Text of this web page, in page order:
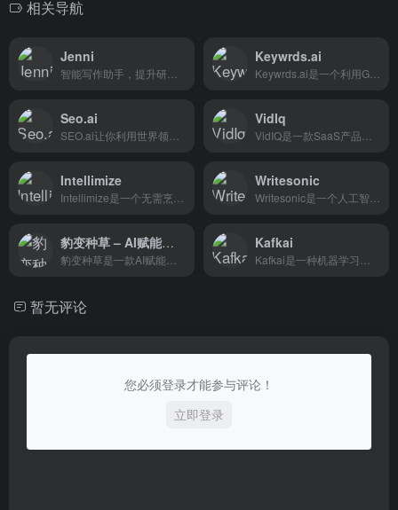
相关导航
Jenni Keywrds.ai
Seo.ai VidIq
Intellimize Writesonic
豹变种草 – AI赋能的SEO内容种草工具，旨在帮助业务快速获取全网搜索流量 Kafkai
暂无评论
您必须登录才能参与评论！
立即登录